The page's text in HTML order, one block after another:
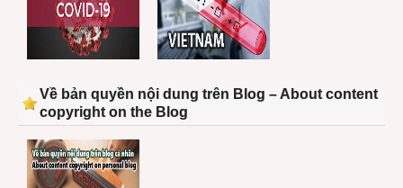
Về bản quyền nội dung trên Blog – About content
copyright on the Blog